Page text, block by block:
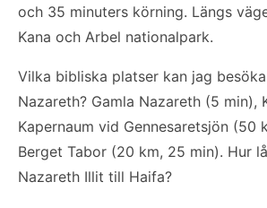
och 35 minuters körning. Längs
Kana och Arbel nationalpark.
Vilka bibliska platser kan jag
Nazareth? Gamla Nazareth (5 min),
Kapernaum vid Gennesaretsjön (50
Berget Tabor (20 km, 25 min). Hur
Nazareth Illit till Haifa?